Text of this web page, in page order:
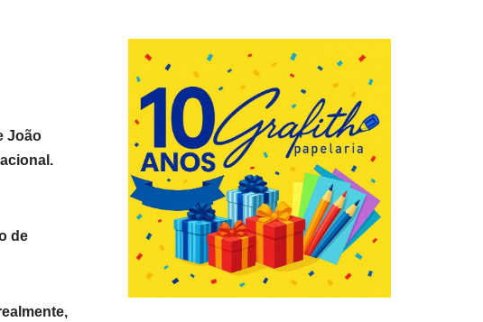
João
de